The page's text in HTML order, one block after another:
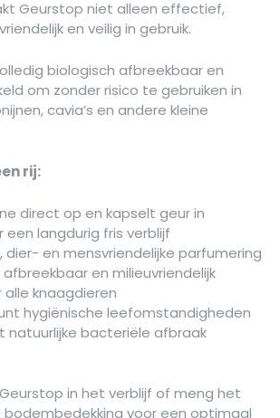
Geurstop niet alleen effectief,
en veilig in gebruik.
biologisch afbreekbaar en
om zonder risico te gebruiken in
cavia’s en andere kleine
rij:
direct op en kapselt geur in
een langdurig fris verblijf
dier- en mensvriendelijke parfumering
afbreekbaar en milieuvriendelijk
alle knaagdieren
hygiënische leefomstandigheden
natuurlijke bacteriële afbraak
in het verblijf of meng het
voor een optimaal